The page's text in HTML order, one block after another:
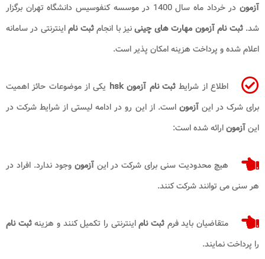
آزمون
در خرداد ماه سال 1400 در موسسه کنفوسیس دانشگاه تهران برگزار
شد.ثبت نام آزمون مهارت های چینینیز با انجامثبت ناماینترنتی در سامانه
اعلام شده و پرداخت هزینه امکان پذیر است.
اطلاع از شرایطثبت نام آزمون hsk
یکی از موضوعات حائز اهمیت
برای شرک در اینآزموناست. از این رو در ادامه لیستی از شرایط شرکت در
اینآزمونارائه شده است:
هیچ محدودیت سنی برای شرکت در اینآزمونوجود ندارد. افراد در
هر سنی می توانند شرکت کنند.
متقاضیان باید فرم ثبت ناماینترنتی را تکمیل کنند و هزینهثبت نام
را پرداخت نمایند.